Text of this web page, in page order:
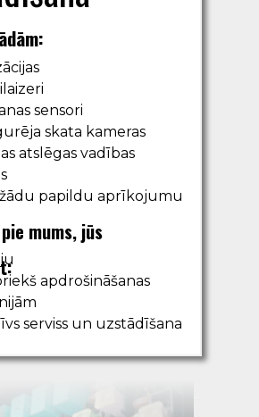
apdrošināšanas
serviss un uzstādīšana
mums, jūs
sensori
skata kameras
atslēgas vadības
papildu aprīkojumu